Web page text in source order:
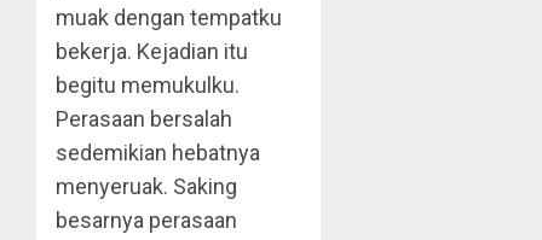
muak dengan tempatku
bekerja. Kejadian itu
begitu memukulku.
Perasaan bersalah
sedemikian hebatnya
menyeruak. Saking
besarnya perasaan